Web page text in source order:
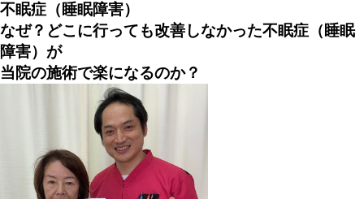
不眠症（睡眠障害）
なぜ？どこに行っても改善しなかった不眠症（睡眠
障害）が
当院の施術で楽になるのか？